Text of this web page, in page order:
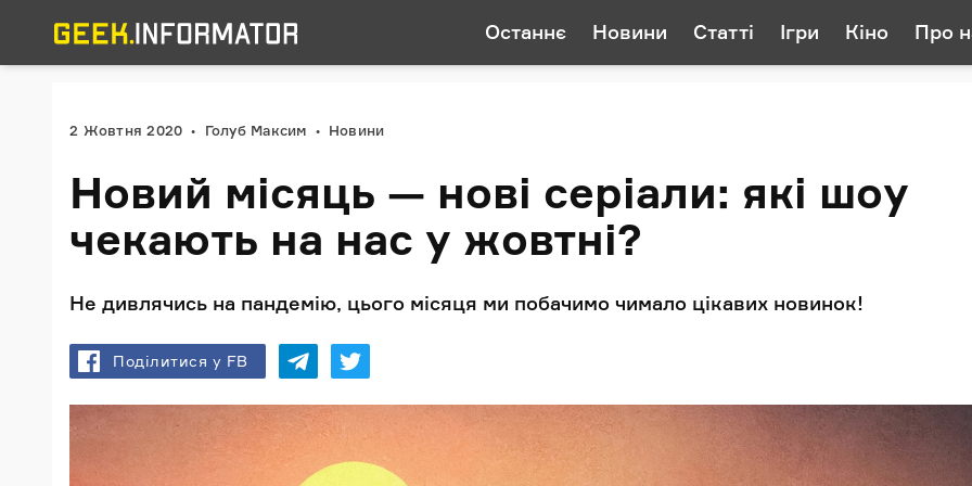
Останнє Новини Статті Ігри Кіно Про
2 Жовтня 2020 Голуб Максим Новини
Новий місяць — нові серіали: які шоу
чекають на нас у жовтні?
Не дивлячись на пандемію, цього місяця ми побачимо чимало цікавих новинок!
Поділитися у FB